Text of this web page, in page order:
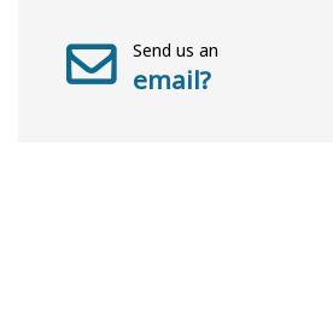
Send us an
email?